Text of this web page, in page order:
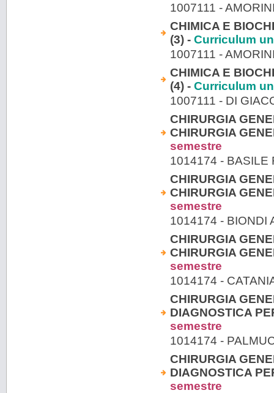
1007111 -
CHIMICA E
(3) - Curriculum
1007111 -
CHIMICA E
(4) - Curriculum
1007111 - DI
CHIRURGIA
CHIRURGIA
semestre
1014174 - BASILE
CHIRURGIA
CHIRURGIA
semestre
1014174 - BIONDI
CHIRURGIA
CHIRURGIA
semestre
1014174 -
CHIRURGIA
DIAGNOSTICA
semestre
1014174 -
CHIRURGIA
DIAGNOSTICA
semestre